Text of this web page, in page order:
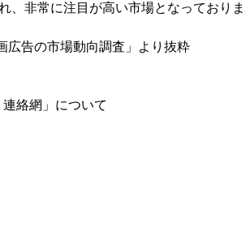
、非常に注目が高い市場となっておりま
広告の市場動向調査」より抜粋
絡網」について